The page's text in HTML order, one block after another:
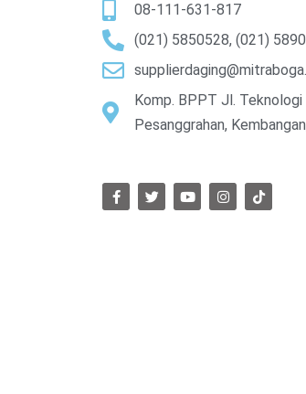
08-111-631-817
(021) 5850528, (021)
Komp. BPPT Jl. Teknologi
Pesanggrahan,